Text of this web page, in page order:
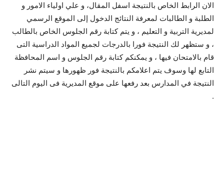
الان الرابط الخاص بالنتيجة اسفل المقال، و علي اولياء الامور و
الطلبة و الطالبات لمعرفة النتائج الدخول إلى الموقع الرسمي
لمديرية التربية و التعليم ، و يتم كتابة رقم الجلوس الخاص بالطالب
، و ستظهر لك النتيجة فورا بالدرجات لجميع المواد الدراسية التى
قام بالامتحان فيها ، و يمكنكم كتابة رقم الجلوس و اسم المحافظة
التابع لها وسوف يتم اعلامكم بالنتيجة فور ظهورها و سيتم نشر
النتيجة في المدارس بعد رفعها على موقع المديرية فى اليوم التالى
.